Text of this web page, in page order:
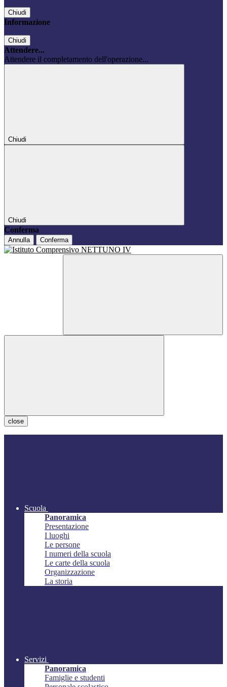
Chiudi
Informazione
Chiudi
Attendere...
Attendere il completamento dell'operazione...
Chiudi
Chiudi
Conferma
Annulla Conferma
close
Scuola
Panoramica
Presentazione
I luoghi
Le persone
I numeri della scuola
Le carte della scuola
Organizzazione
La storia
Servizi
Panoramica
Famiglie e studenti